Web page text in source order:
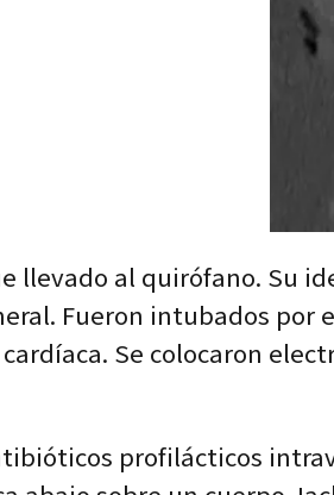
llevado al quirófano. Su
Fueron intubados por
Se colocaron
profilácticos